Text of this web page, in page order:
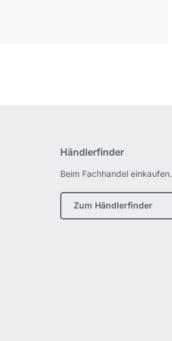
Händlerfinder
Beim Fachhandel einkaufen.
Zum Händlerfinder